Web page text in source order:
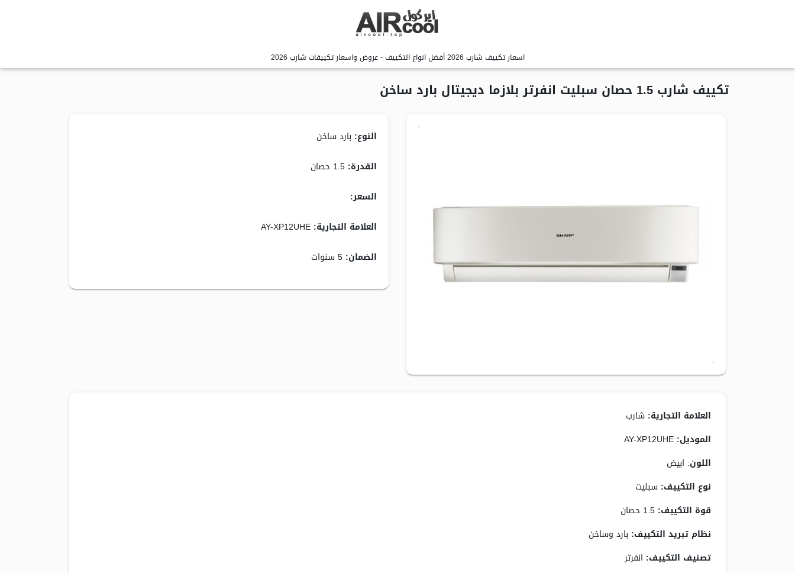
اسعار تكييف شارب 2026 أفضل انواع التكييف - عروض واسعار تكييفات شارب 2026
تكييف شارب 1.5 حصان سبليت انفرتر بلازما ديجيتال بارد ساخن
النوع: بارد ساخن
القدرة: 1.5 حصان
السعر:
العلامة التجارية: AY-XP12UHE
الضمان: 5 سنوات
العلامة التجارية: شارب
الموديل: AY-XP12UHE
اللون: ابيض
نوع التكييف: سبليت
قوة التكييف: 1.5 حصان
نظام تبريد التكييف: بارد وساخن
تصنيف التكييف: انفرتر